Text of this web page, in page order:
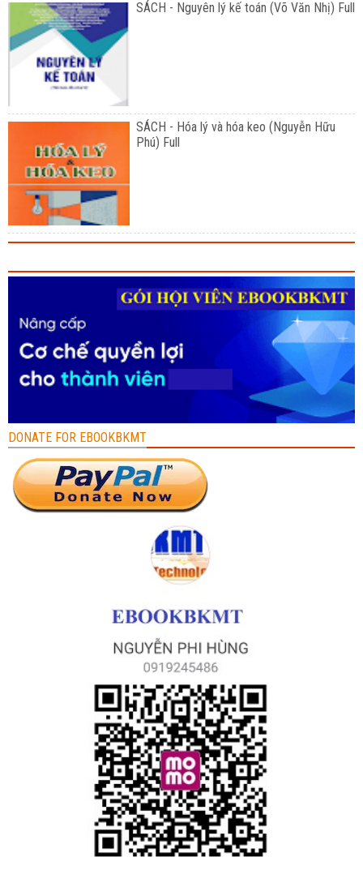
SÁCH - Nguyên lý kế toán (Võ Văn Nhị) Full
SÁCH - Hóa lý và hóa keo (Nguyễn Hữu
Phú) Full
DONATE FOR EBOOKBKMT